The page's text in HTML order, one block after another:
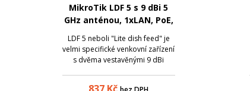
MikroTik LDF 5 s 9 dBi 5
GHz anténou, 1xLAN, PoE,
LDF 5 neboli "Lite dish feed" je
velmi specifické venkovní zařízení
s dvěma vestavěnými 9 dBi